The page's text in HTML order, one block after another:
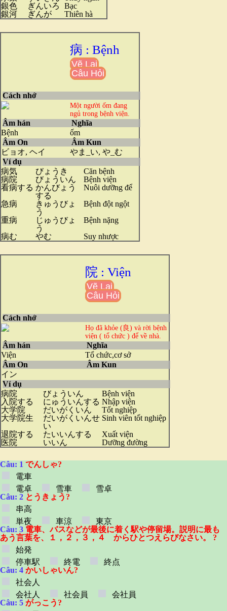
銀色
ぎんいろ
Bạc
銀河
ぎんが Thiên hà
病 : Bệnh
Vẽ Lại
Câu Hỏi
Cách nhớ
Một người ốm đang
ngủ trong bệnh viện.
Âm hán
Bệnh
Nghĩa
ốm
Âm On
ビョオ, ヘイ
Âm Kun
やま_い, や_む
Ví dụ
病気
びょうき
Căn bệnh
病院
びょういん
Bệnh viện
看病する かんびょう
する
Nuôi dưỡng để
急病
きゅうびょ
う
Bệnh đột ngột
重病
じゅうびょ
う
Bệnh nặng
病む
やむ Suy nhược
院 : Viện
Vẽ Lại
Câu Hỏi
Cách nhớ
Họ đã khỏe (良) và rời bệnh
viện ( tổ chức ) để về nhà.
Âm hán
Viện
Nghĩa
Tổ chức,cơ sở
Âm On
イン
Âm Kun
Ví dụ
病院
びょういん
Bệnh viện
入院する
にゅういんする Nhập viện
大学院
だいがくいん
Tốt nghiệp
大学院生
だいがくいんせ
い
Sinh viên tốt nghiệp
退院する
たいいんする
Xuất viện
医院
いいん Dưỡng đường
Câu: 1 でんしゃ?
電車
電卓
雪車
雪卓
Câu: 2 とうきょう?
串高
単夜
車涼
東京
Câu: 3 電車、バスなどが最後に着く駅や停留場。説明に最も
あう言葉を、１，２，３，４ からひとつえらびなさい。 ?
始発
停車駅
終電
終点
Câu: 4 かいしゃいん?
社会人
会社人
社会員
会社員
Câu: 5 がっこう?